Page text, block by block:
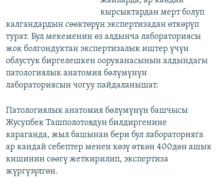
кырсыктардан мерт болуп
калгандардын сөөктөрүн экспертизадан өткөрүп
турат. Бул мекеменин өз алдынча лабораториясы
жок болгондуктан экспертизалык иштер үчүн
облустук биргелешкен ооруканасынын алдындагы
патологиялык анатомия бөлүмүнүн
лабораториясын чогуу пайдаланышат.
Патологиялык анатомия бөлүмүнүн башчысы
Жусупбек Ташполотовдун билдиргенине
караганда, жыл башынан бери бул лабораторияга
ар кандай себептер менен көзү өткөн 400дөн ашык
кишинин сөөгү жеткирилип, экспертиза
жүргүзүлгөн.